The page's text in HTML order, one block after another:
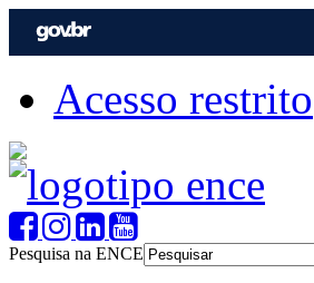
Acesso restrito
Pesquisa na ENCE